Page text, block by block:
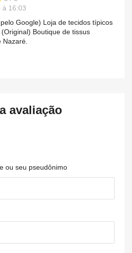
à 16:03
Google) Loja de tecidos típicos
Boutique de tissus
Nazaré.
avaliação
ou seu pseudônimo